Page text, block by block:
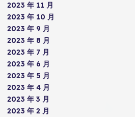
2023 年 11 月
2023 年 10 月
2023 年 9 月
2023 年 8 月
2023 年 7 月
2023 年 6 月
2023 年 5 月
2023 年 4 月
2023 年 3 月
2023 年 2 月